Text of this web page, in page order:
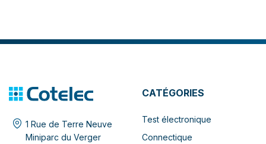
1 Rue de Terre Neuve
Miniparc du Verger
CATÉGORIES
Test électronique
Connectique